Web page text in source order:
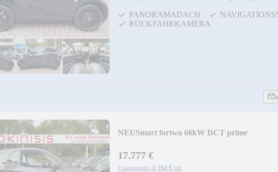
PANORAMADACH
RÜCKFAHRKAMERA
NEUSmart fortwo 66kW DCT prime
17.777 €
Finanzierung ab 162 € mtl.